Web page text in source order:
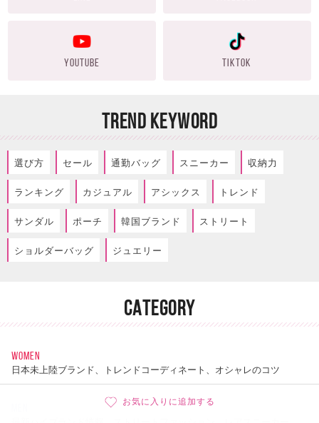
お気に入りに追加する
YOUTUBE TIKTOK
TREND KEYWORD
選び方 セール 通勤バッグ スニーカー 収納力
ランキング カジュアル アシックス トレンド
サンダル ポーチ 韓国ブランド ストリート
ショルダーバッグ ジュエリー
CATEGORY
WOMEN
日本未上陸ブランド、トレンドコーディネート、オシャレのコツ